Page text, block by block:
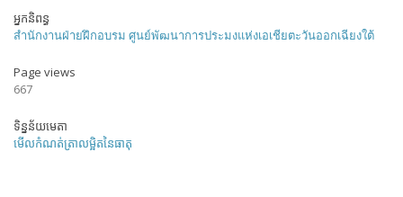
អ្នកនិពន្ធ
สำนักงานฝ่ายฝึกอบรม ศูนย์พัฒนาการประมงแห่งเอเชียตะวันออกเฉียงใต้
Page views
667
ទិន្នន័យមេតា
មើលកំណត់ត្រាលម្អិតនៃធាតុ